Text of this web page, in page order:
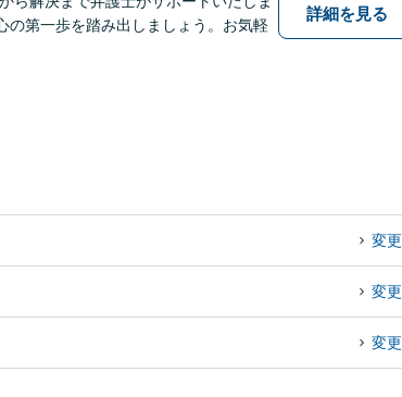
の第一歩を踏み出しましょう。お気軽
詳細を見る
変更
変更
変更